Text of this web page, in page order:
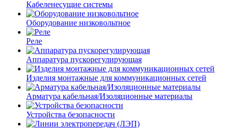
Кабеленесущие системы
Оборудование низковольтное
Реле
Аппаратура пускорегулирующая
Изделия монтажные для коммуникационных сетей
Арматура кабельная/Изоляционные материалы
Устройства безопасности